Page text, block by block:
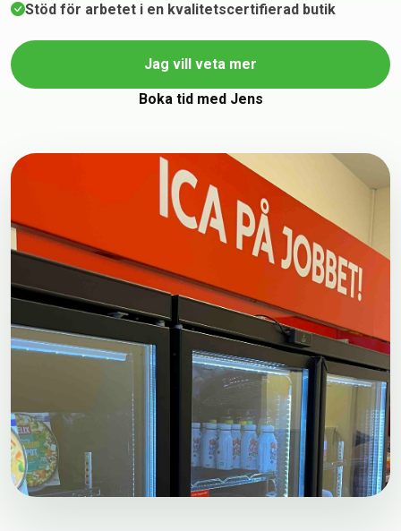
Stöd för arbetet i en kvalitetscertifierad butik
Jag vill veta mer
Boka tid med Jens